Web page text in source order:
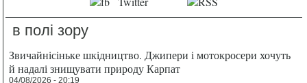
в полі зору
Звичайнісіньке шкідництво. Джипери і мотокросери хочуть
й надалі знищувати природу Карпат
04/08/2026 - 20:19